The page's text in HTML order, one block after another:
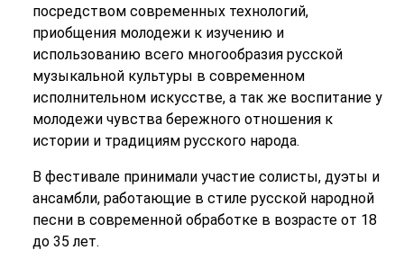
посредством современных технологий,
приобщения молодежи к изучению и
использованию всего многообразия русской
музыкальной культуры в современном
исполнительном искусстве, а так же воспитание у
молодежи чувства бережного отношения к
истории и традициям русского народа.
В фестивале принимали участие солисты, дуэты и
ансамбли, работающие в стиле русской народной
песни в современной обработке в возрасте от 18
до 35 лет.